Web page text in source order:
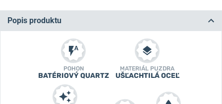
Popis produktu
POHON
BATÉRIOVÝ QUARTZ
MATERIÁL PUZDRA
UŠĽACHTILÁ OCEĽ